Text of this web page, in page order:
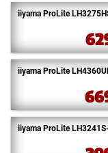
iiyama ProLite
iiyama ProLite
iiyama ProLite